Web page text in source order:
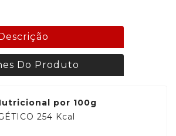
Descrição
Do Produto
por 100g
254 Kcal